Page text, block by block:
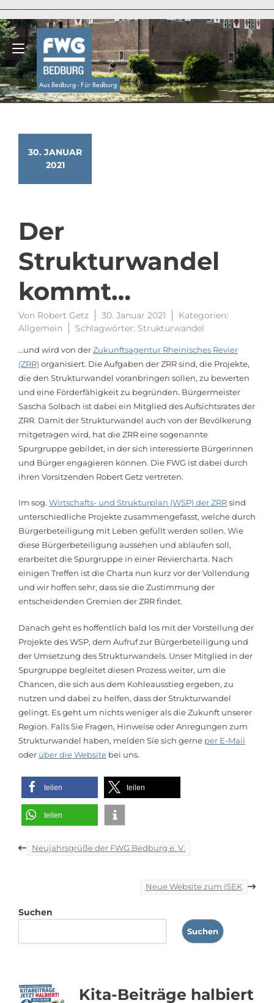
springen
Aus Bedburg - Für Bedburg
Navigation umschalten
30. JANUAR
2021
Der
Strukturwandel
kommt…
Von Robert Getz 30. Januar 2021
Kategorien:
Allgemein
Schlagwörter: Strukturwandel
…und wird von derZukunftsagentur Rheinisches Revier
(ZRR) organisiert. Die Aufgaben der ZRR sind, die Projekte,
die den Strukturwandel voranbringen sollen, zu bewerten
und eine Förderfähigkeit zu begründen. Bürgermeister
Sascha Solbach ist dabei ein Mitglied des Aufsichtsrates der
ZRR. Damit der Strukturwandel auch von der Bevölkerung
mitgetragen wird, hat die ZRR eine sogenannte
Spurgruppe gebildet, in der sich interessierte Bürgerinnen
und Bürger engagieren können. Die FWG ist dabei durch
ihren Vorsitzenden Robert Getz vertreten.
Im sog. Wirtschafts- und Strukturplan (WSP) der ZRRsind
unterschiedliche Projekte zusammengefasst, welche durch
Bürgerbeteiligung mit Leben gefüllt werden sollen. Wie
diese Bürgerbeteiligung aussehen und ablaufen soll,
erarbeitet die Spurgruppe in einer Reviercharta. Nach
einigen Treffen ist die Charta nun kurz vor der Vollendung
und wir hoffen sehr, dass sie die Zustimmung der
entscheidenden Gremien der ZRR findet.
Danach geht es hoffentlich bald los mit der Vorstellung der
Projekte des WSP, dem Aufruf zur Bürgerbeteiligung und
der Umsetzung des Strukturwandels. Unser Mitglied in der
Spurgruppe begleitet diesen Prozess weiter, um die
Chancen, die sich aus dem Kohleausstieg ergeben, zu
nutzen und dabei zu helfen, dass der Strukturwandel
gelingt. Es geht um nichts weniger als die Zukunft unserer
Region. Falls Sie Fragen, Hinweise oder Anregungen zum
Strukturwandel haben, melden Sie sich gerne per E-Mail
oder über die Website bei uns.
teilen teilen
teilen
Beitragsnavigation
Neujahrsgrüße der FWG Bedburg e. V.
Neue Website zum ISEK
Suchen
Suchen
Kita-Beiträge halbiert